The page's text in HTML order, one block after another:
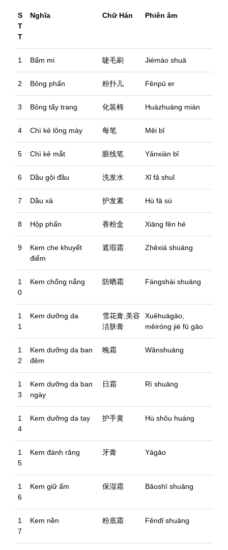
S
T
T
Nghĩa Chữ Hán Phiên âm
1 Bấm mi 睫毛刷 Jiémáo shuā
2 Bông phấn 粉扑儿 Fěnpū er
3 Bông tẩy trang 化装棉 Huàzhuāng mián
4 Chì kẻ lông mày 每笔 Měi bǐ
5 Chì kẻ mắt 眼线笔 Yǎnxiàn bǐ
6 Dầu gội đầu 洗发水 Xǐ fǎ shuǐ
7 Dầu xả 护发素 Hù fā sù
8 Hộp phấn 香粉盒 Xiāng fěn hé
9
Kem che khuyết
điểm
遮瑕霜 Zhēxiá shuāng
1
0
Kem chống nắng 防晒霜 Fángshài shuāng
1
1
Kem dưỡng da
雪花膏,美容
洁肤膏
Xuěhuāgāo,
měiróng jié fū gāo
1
2
Kem dưỡng da ban
đêm
晚霜 Wǎnshuāng
1
3
Kem dưỡng da ban
ngày
日霜 Rì shuāng
1
4
Kem dưỡng da tay 护手黄 Hù shǒu huáng
1
5
Kem đánh răng 牙膏 Yágāo
1
6
Kem giữ ẩm 保湿霜 Bǎoshī shuāng
1
7
Kem nền 粉底霜 Fěndǐ shuāng